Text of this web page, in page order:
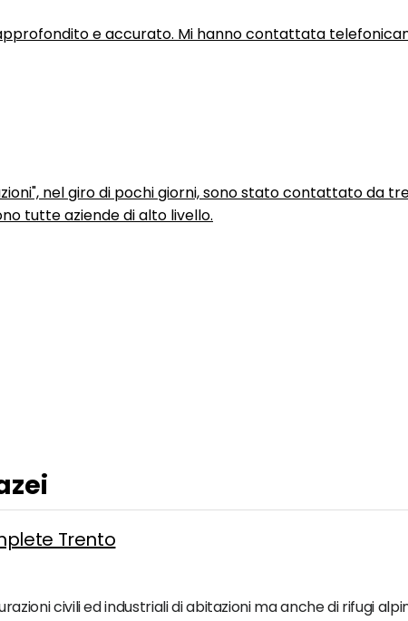
e accurato. Mi hanno contattata
nel giro di pochi giorni, sono stato contattato da
tutte aziende di alto livello.
Trento
civili ed industriali di abitazioni ma anche di rifugi